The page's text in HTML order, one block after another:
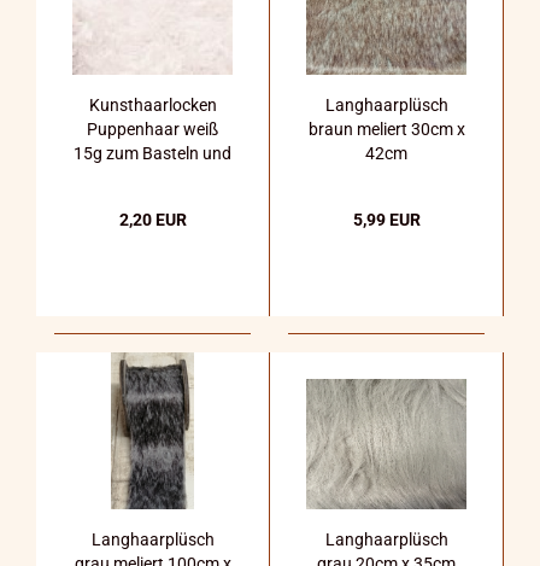
Kunsthaarlocken
Puppenhaar weiß
15g zum Basteln und
2,20 EUR
Langhaarplüsch
braun meliert 30cm x
42cm
5,99 EUR
Langhaarplüsch
Langhaarplüsch